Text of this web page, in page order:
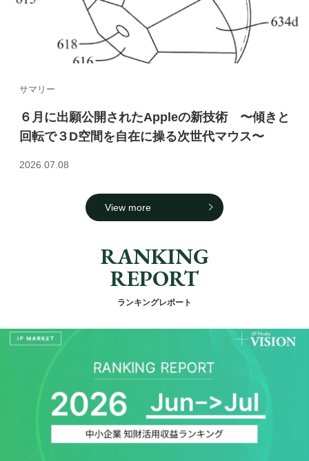
サマリー
６月に出願公開されたAppleの新技術 〜傾きと
回転で３D空間を自在に操る次世代マウス〜
2026.07.08
View more
RANKING
REPORT
ランキングレポート